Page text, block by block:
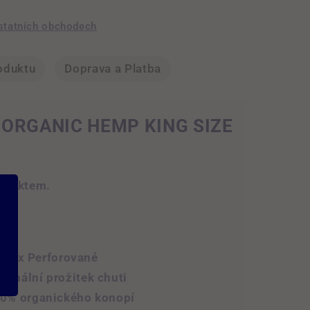
obchodech
HEMP KING SIZE
2x Perforované
prožitek chuti
organického konopí
Doprava a Platba